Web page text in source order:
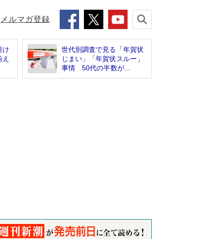
メルマガ登録
け
世代別調査で見る「年賀状
じまい」「年賀状スルー」
事情 50代の半数が...